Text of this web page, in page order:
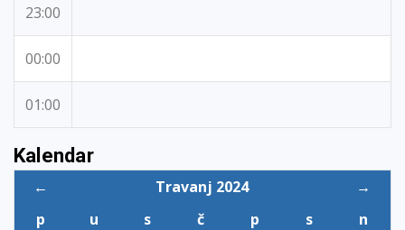
23:00
00:00
01:00
Kalendar
← Travanj 2024
→
p
u s č p s
n